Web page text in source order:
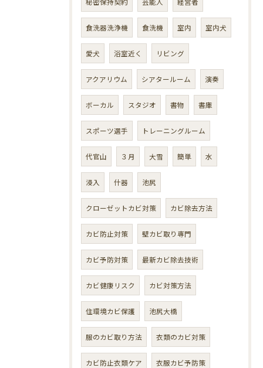
食洗器洗浄機 食洗機 室内 室内犬
愛犬 浴室近く リビング
アクアリウム シアタールーム 演奏
ボーカル スタジオ 書物 書庫
スポーツ選手 トレーニングルーム
代官山 ３月 大雪 簡単 水
浸入 什器 池尻
クローゼットカビ対策 カビ除去方法
カビ防止対策 壁カビ取り専門
カビ予防対策 最新カビ除去技術
カビ健康リスク カビ対策方法
住環境カビ保護 池尻大橋
服のカビ取り方法 衣類のカビ対策
カビ防止衣類ケア 衣服カビ予防策